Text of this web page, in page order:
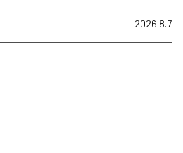
2026.8.7